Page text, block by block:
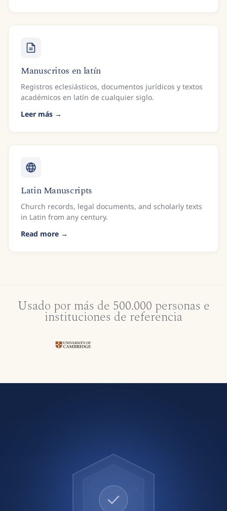
Manuscritos en latín
Registros eclesiásticos, documentos jurídicos y textos
académicos en latín de cualquier siglo.
Leer más
Latin Manuscripts
Church records, legal documents, and scholarly texts
in Latin from any century.
Read more
Usado por más de 500.000 personas e
instituciones de referencia